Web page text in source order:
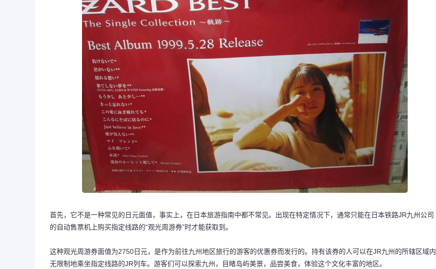
首先，它不是一种常见的日元面值，事实上，在日本旅游指南中都不常见。出现在特定情况下，通常只能在日本铁路JR九州公司
的自动售票机上购买指定线路的“观光周游券”时才能获取到。
这种观光周游券面值为2750日元，是作为前往九州地区旅行的游客的优惠券而发行的。持有该券的人可以在JR九州的所辖区域内
无限制地乘坐指定线路的JR列车。游客们可以探索九州，目睹岛屿美景，品尝美食，体验这个文化丰富的地区。